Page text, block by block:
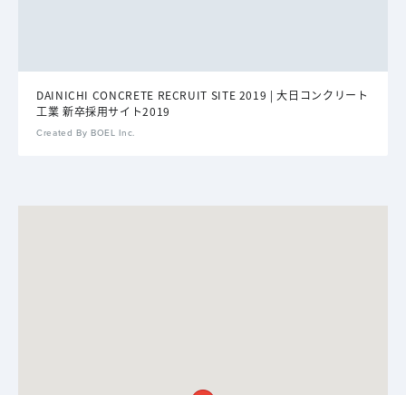
DAINICHI CONCRETE RECRUIT SITE 2019 | 大日コンクリート
工業 新卒採用サイト2019
Created By BOEL Inc.